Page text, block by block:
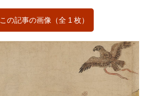
この記事の画像（全 1 枚）